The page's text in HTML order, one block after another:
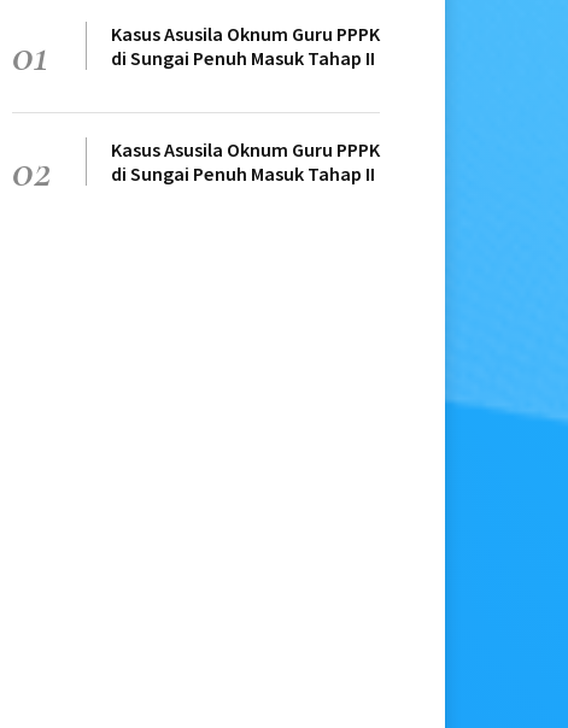
01
Kasus Asusila Oknum Guru PPPK
di Sungai Penuh Masuk Tahap II
02
Kasus Asusila Oknum Guru PPPK
di Sungai Penuh Masuk Tahap II